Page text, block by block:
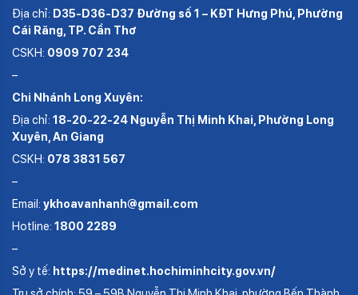
Địa chỉ: D35-D36-D37 Đường số 1 – KĐT Hưng Phú, Phường
Cái Răng, TP. Cần Thơ
CSKH: 0909 707 234
–
Chi Nhánh Long Xuyên:
Địa chỉ: 18-20-22-24 Nguyễn Thị Minh Khai, Phường Long
Xuyên, An Giang
CSKH: 078 3831 567
–
Email: ykhoavanhanh@gmail.com
Hotline: 1800 2289
–
Sở y tế: https://medinet.hochiminhcity.gov.vn/